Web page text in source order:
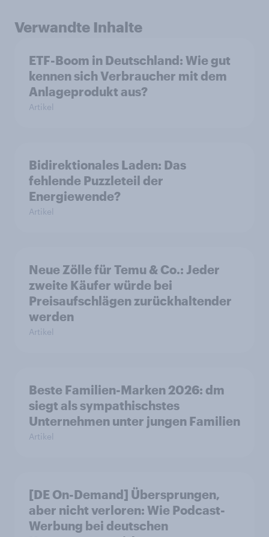
Verwandte Inhalte
ETF-Boom in Deutschland: Wie gut
kennen sich Verbraucher mit dem
Anlageprodukt aus?
Artikel
Bidirektionales Laden: Das
fehlende Puzzleteil der
Energiewende?
Artikel
Neue Zölle für Temu & Co.: Jeder
zweite Käufer würde bei
Preisaufschlägen zurückhaltender
werden
Artikel
Beste Familien-Marken 2026: dm
siegt als sympathischstes
Unternehmen unter jungen Familien
Artikel
[DE On-Demand] Übersprungen,
aber nicht verloren: Wie Podcast-
Werbung bei deutschen